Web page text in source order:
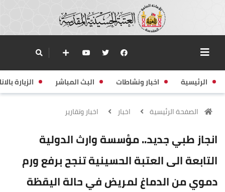
الرئيسية اخبار ونشاطات البث المباشر الزيارة
الصفحة الرئيسية اخبار اخبار وتقارير
‏انجاز طبي جديد.. مؤسسة وارث الدولية
التابعة الى العتبة الحسينية تنجح برفع ورم
دموي من الدماغ لمريض في حالة اليقظة